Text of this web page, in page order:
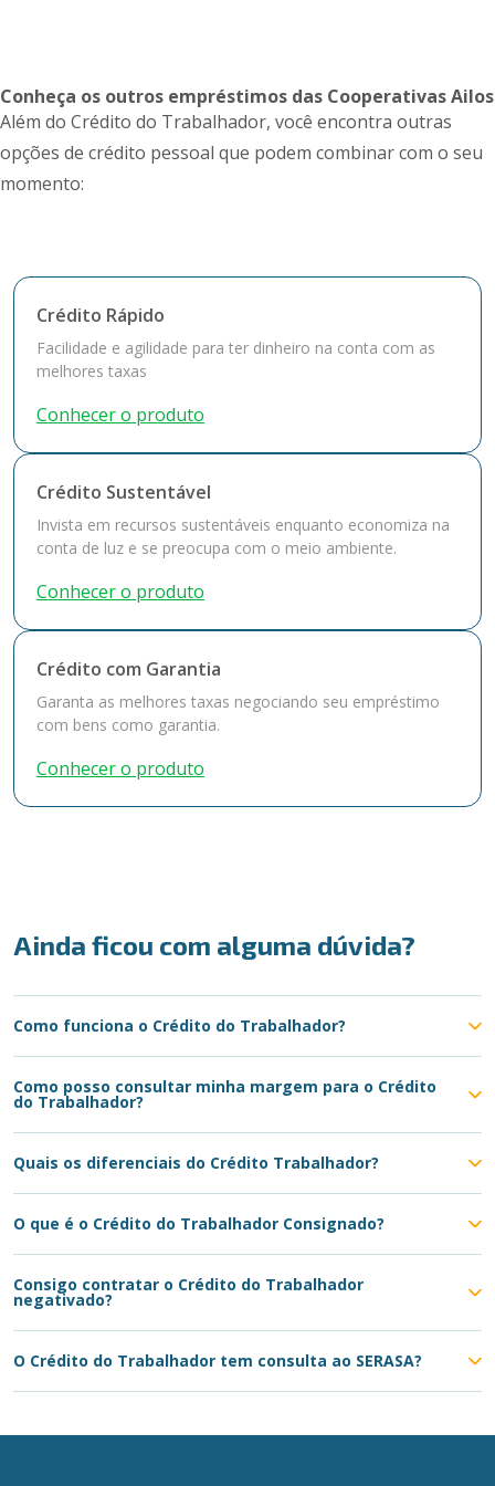
Conheça os outros empréstimos das Cooperativas Ailos
Além do Crédito do Trabalhador, você encontra outras
opções de crédito pessoal que podem combinar com o seu
momento:
Crédito Rápido
Facilidade e agilidade para ter dinheiro na conta com as
melhores taxas
Conhecer o produto
Crédito Sustentável
Invista em recursos sustentáveis enquanto economiza na
conta de luz e se preocupa com o meio ambiente.
Conhecer o produto
Crédito com Garantia
Garanta as melhores taxas negociando seu empréstimo
com bens como garantia.
Conhecer o produto
Ainda ficou com alguma dúvida?
Como funciona o Crédito do Trabalhador?
Como posso consultar minha margem para o Crédito
do Trabalhador?
Quais os diferenciais do Crédito Trabalhador?
O que é o Crédito do Trabalhador Consignado?
Consigo contratar o Crédito do Trabalhador
negativado?
O Crédito do Trabalhador tem consulta ao SERASA?